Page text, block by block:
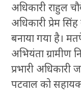
अधिकारी राहुल
अधिकारी प्रेम
बनाया गया है।
अभियंता ग्रामीण
प्रभारी अधिकारी
पटवाल को सहायक